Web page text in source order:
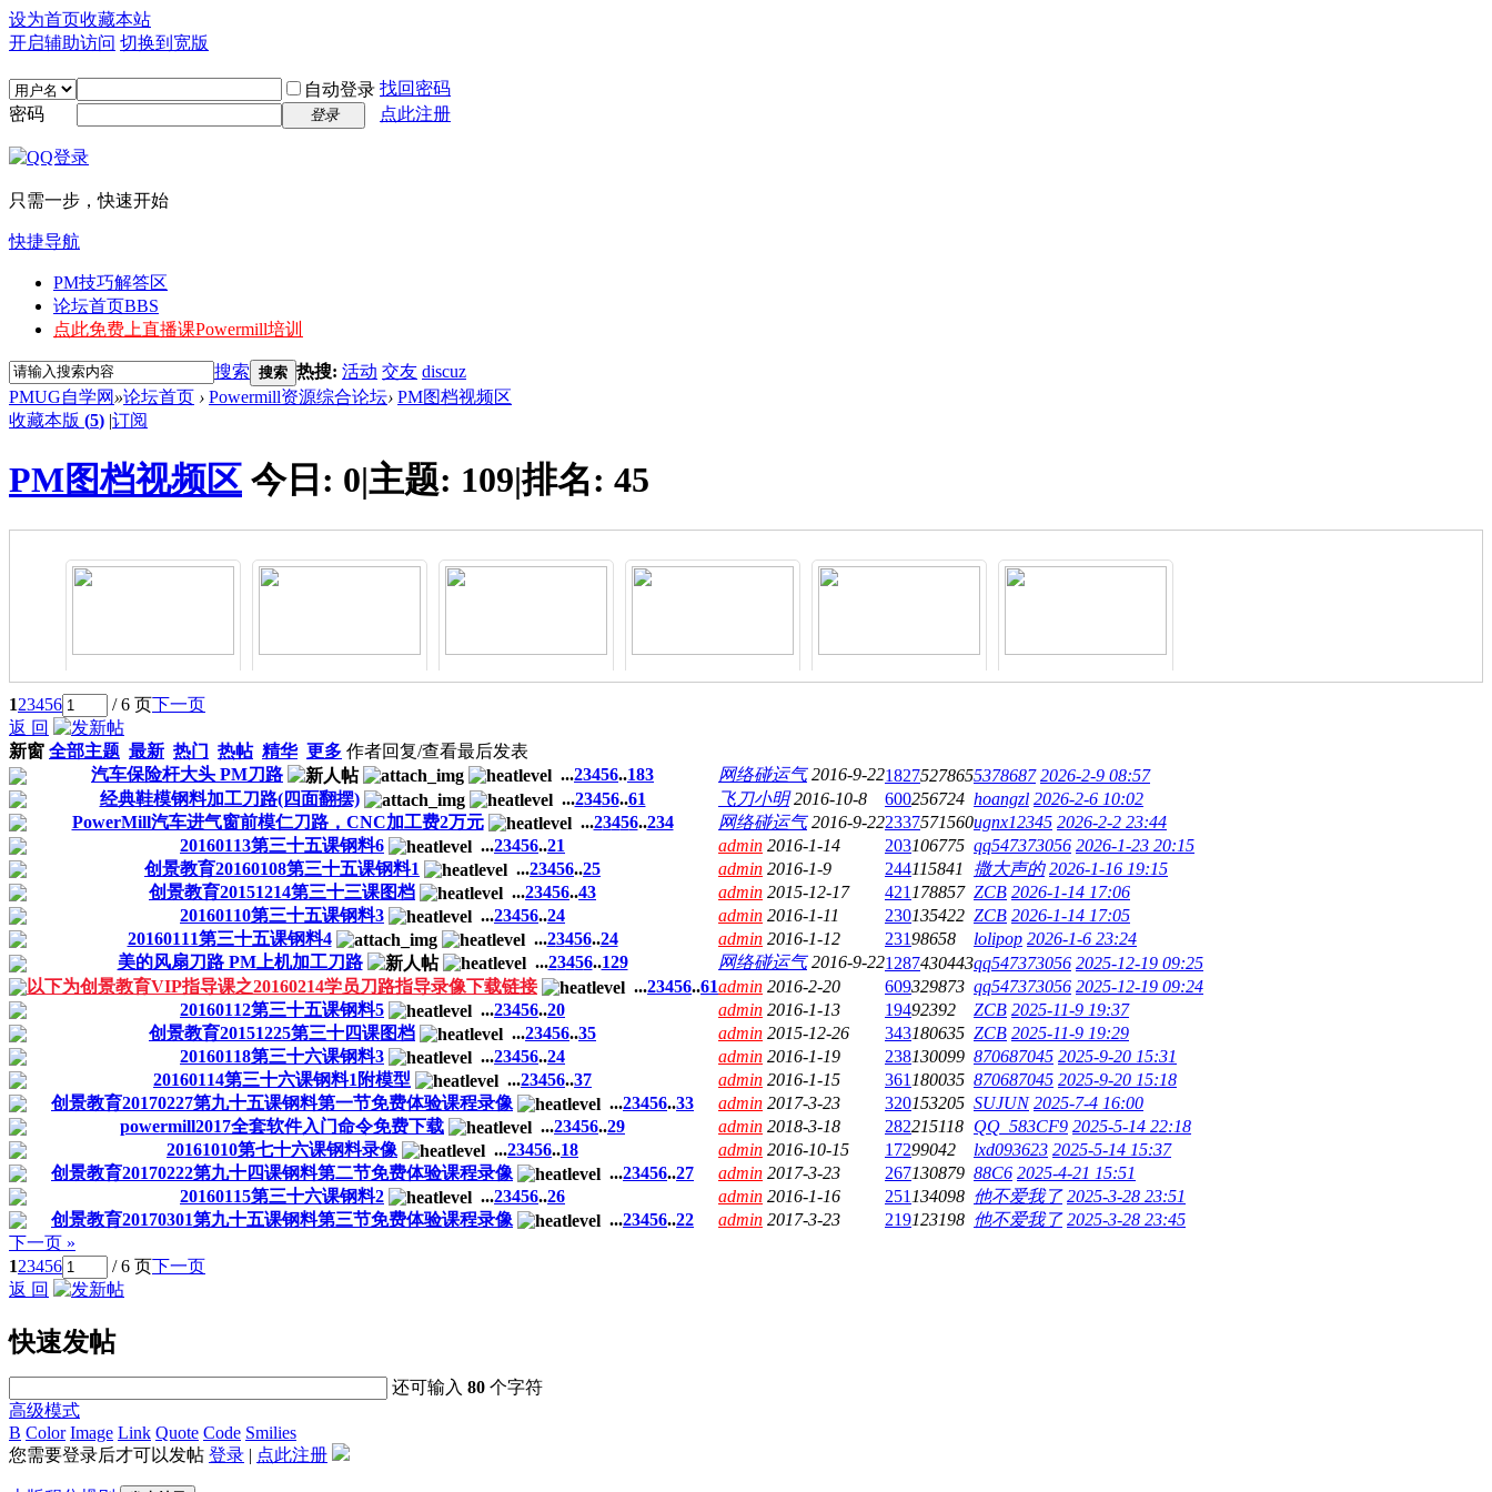
设为首页收藏本站
开启辅助访问 切换到宽版
自动登录 找回密码
密码
登录 点此注册
只需一步，快速开始
快捷导航
PM技巧解答区
论坛首页BBS
点此免费上直播课Powermill培训
搜索 搜索 热搜: 活动 交友 discuz
PMUG自学网 »论坛首页 › Powermill资源综合论坛› PM图档视频区
收藏本版 (5) |订阅
PM图档视频区 今日: 0|主题: 109|排名: 45
点此免费直播学编程
点此学习PM2017软
点此加QQ群下载视
点此加入VIP学习 联系我免费学编程
联系我免费学编程
123456 / 6 页下一页
返 回
新窗 全部主题 最新 热门 热帖 精华 更多 作者回复/查看最后发表
汽车保险杆大头 PM刀路
...23456..183 网络碰运气 2016-9-2218275278655378687 2026-2-9 08:57
经典鞋模钢料加工刀路(四面翻摆)
...23456..61 飞刀小明 2016-10-8 600256724 hoangzl 2026-2-6 10:02
PowerMill汽车进气窗前模仁刀路，CNC加工费2万元
...23456..234 网络碰运气 2016-9-222337571560ugnx12345 2026-2-2 23:44
20160113第三十五课钢料6
...23456..21 admin 2016-1-14 203106775 qq547373056 2026-1-23 20:15
创景教育20160108第三十五课钢料1
...23456..25 admin 2016-1-9 244115841 撒大声的 2026-1-16 19:15
创景教育20151214第三十三课图档
...23456..43 admin 2015-12-17 421 178857 ZCB 2026-1-14 17:06
20160110第三十五课钢料3
...23456..24 admin 2016-1-11 230135422 ZCB 2026-1-14 17:05
20160111第三十五课钢料4
...23456..24 admin 2016-1-12 23198658 lolipop 2026-1-6 23:24
美的风扇刀路 PM上机加工刀路
...23456..129 网络碰运气 2016-9-221287430443qq547373056 2025-12-19 09:25
以下为创景教育VIP指导课之20160214学员刀路指导录像下载链接
...23456..61admin 2016-2-20 609329873 qq547373056 2025-12-19 09:24
20160112第三十五课钢料5
...23456..20 admin 2016-1-13 19492392 ZCB 2025-11-9 19:37
创景教育20151225第三十四课图档
...23456..35 admin 2015-12-26 343180635 ZCB 2025-11-9 19:29
20160118第三十六课钢料3
...23456..24 admin 2016-1-19 238130099 870687045 2025-9-20 15:31
20160114第三十六课钢料1附模型
...23456..37 admin 2016-1-15 361 180035 870687045 2025-9-20 15:18
创景教育20170227第九十五课钢料第一节免费体验课程录像
...23456..33 admin 2017-3-23 320153205 SUJUN 2025-7-4 16:00
powermill2017全套软件入门命令免费下载
...23456..29 admin 2018-3-18 282215118 QQ_583CF9 2025-5-14 22:18
20161010第七十六课钢料录像
...23456..18 admin 2016-10-15 17299042 lxd093623 2025-5-14 15:37
创景教育20170222第九十四课钢料第二节免费体验课程录像
...23456..27 admin 2017-3-23 267130879 88C6 2025-4-21 15:51
20160115第三十六课钢料2
...23456..26 admin 2016-1-16 251 134098 他不爱我了 2025-3-28 23:51
创景教育20170301第九十五课钢料第三节免费体验课程录像
...23456..22 admin 2017-3-23 219123198 他不爱我了 2025-3-28 23:45
下一页 »
123456 / 6 页下一页
返 回
快速发帖
还可输入80 个字符
高级模式
B Color Image Link Quote Code Smilies
您需要登录后才可以发帖 登录 | 点此注册